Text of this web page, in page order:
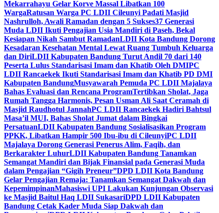
Mekarrahayu Gelar Korve Massal Libatkan 100
WargaRatusan Warga PC LDII Cileunyi Padati Masjid
Nashrulloh, Awali Ramadan dengan 5 Sukses37 Generasi
Muda LDII Ikuti Pengajian Usia Mandiri di Paseh, Bekal
Kesiapan Nikah Sambut RamadanLDII Kota Bandung Dorong
Kesadaran Kesehatan Mental Lewat Ruang Tumbuh Keluarga
dan DiriLDII Kabupaten Bandung Turut Andil 70 dari 140
Peserta Lulus Standarisasi Imam dan Khatib Oleh DMIPC
LDII Rancaekek Ikuti Standarisasi Imam dan Khatib PD DMI
Kabupaten BandungMusyawarah Pemuda PC LDII Majalaya
Bahas Evaluasi dan Rencana ProgramTertibkan Sholat, Jaga
Rumah Tangga Harmonis, Pesan Usman Ali Saat Ceramah di
Masjid Raudhotul JannahPC LDII Rancaekek Hadiri Bahtsul
Masa’il MUI, Bahas Sholat Jumat dalam Bingkai
PersatuanLDII Kabupaten Bandung Sosialisasikan Program
PPKK, Libatkan Hampir 500 Ibu-ibu di CileunyiPC LDII
Majalaya Dorong Generasi Penerus Alim, Faqih, dan
Berkarakter LuhurLDII Kabupaten Bandung Tanamkan
Semangat Mandiri dan Bijak Finansial pada Generasi Muda
dalam Pengajian “Gigih Preneur”DPD LDII Kota Bandung
Gelar Pengajian Remaja: Tanamkan Semangat Dakwah dan
KepemimpinanMahasiswi UPI Lakukan Kunjungan Observasi
ke Masjid Baitul Haq LDII SukasariDPD LDII Kabupaten
Bandung Cetak Kader Muda Siap Dakwah dan